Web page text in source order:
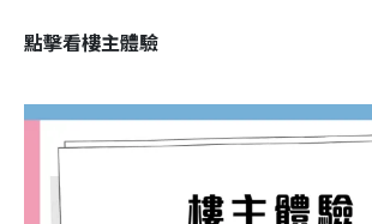
點擊看樓主體驗